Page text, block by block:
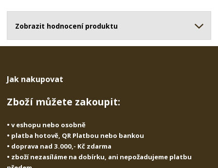
n
s
t
o
t
v
Zobrazit hodnocení produktu
Jak nakupovat
Zboží můžete zakoupit:
• v eshopu nebo osobně
• platba hotově, QR Platbou nebo bankou
• doprava nad 3.000,- Kč zdarma
• zboží nezasíláme na dobírku, ani nepožadujeme platbu